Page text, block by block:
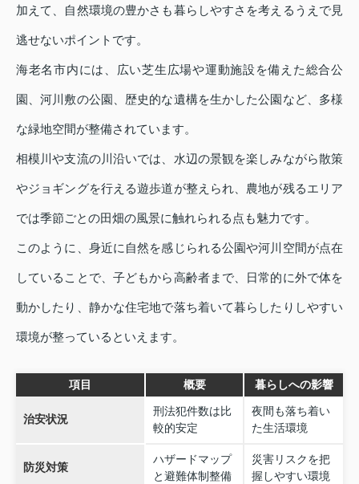
加えて、自然環境の豊かさも暮らしやすさを考えるうえで見
逃せないポイントです。
海老名市内には、広い芝生広場や運動施設を備えた総合公
園、河川敷の公園、歴史的な遺構を生かした公園など、多様
な緑地空間が整備されています。
相模川や支流の川沿いでは、水辺の景観を楽しみながら散策
やジョギングを行える遊歩道が整えられ、農地が残るエリア
では季節ごとの田畑の風景に触れられる点も魅力です。
このように、身近に自然を感じられる公園や河川空間が点在
していることで、子どもから高齢者まで、日常的に外で体を
動かしたり、静かな住宅地で落ち着いて暮らしたりしやすい
環境が整っているといえます。
項目 概要 暮らしへの影響
治安状況
刑法犯件数は比
較的安定
夜間も落ち着い
た生活環境
防災対策
ハザードマップ
と避難体制整備
災害リスクを把
握しやすい環境